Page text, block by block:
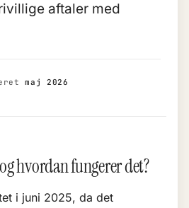
aftaler med
maj 2026
hvordan fungerer det?
i juni 2025, da det